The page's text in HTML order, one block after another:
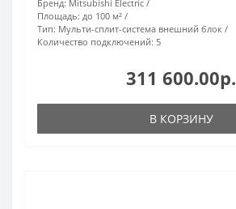
Бренд: Mitsubishi Electric
Площадь: до 100 м²
Тип: Мульти-сплит-система внешний блок
Количество подключений: 5
311 600.00р.
В КОРЗИНУ